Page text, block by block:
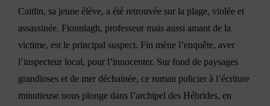
Caitlin, sa jeune élève, a été retrouvée sur la plage, violée et
assassinée. Fionnlagh, professeur mais aussi amant de la
victime, est le principal suspect. Fin mène l’enquête, avec
l’inspecteur local, pour l’innocenter. Sur fond de paysages
grandioses et de mer déchainée, ce roman policier à l’écriture
minutieuse nous plonge dans l’archipel des Hébrides, en